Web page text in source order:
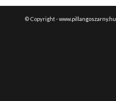
© Copyright -www.pillangoszarny.hu